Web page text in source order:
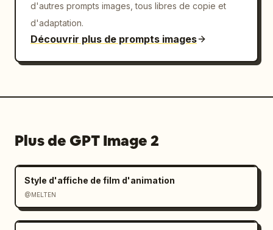
d'autres prompts images, tous libres de copie et
d'adaptation.
Découvrir plus de prompts images
Plus de GPT Image 2
Style d'affiche de film d'animation
@MELTEN